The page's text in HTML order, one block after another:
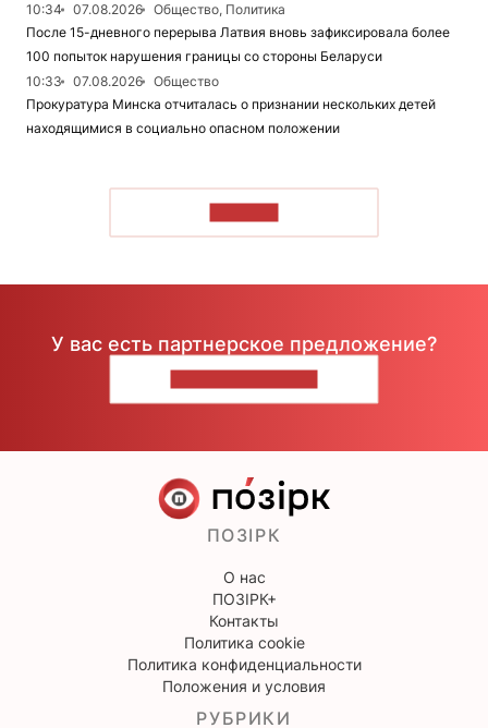
10:34
07.08.2026
Общество, Политика
После 15-дневного перерыва Латвия вновь зафиксировала более
100 попыток нарушения границы со стороны Беларуси
10:33
07.08.2026
Общество
Прокуратура Минска отчиталась о признании нескольких детей
находящимися в социально опасном положении
У вас есть партнерское предложение?
ПОЗІРК
О нас
ПОЗІРК+
Контакты
Политика cookie
Политика конфиденциальности
Положения и условия
РУБРИКИ